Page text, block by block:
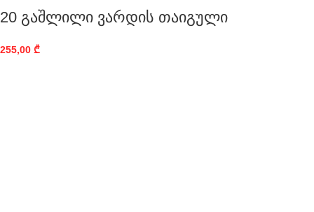
20 გაშლილი ვარდის თაიგული
255,00 ₾